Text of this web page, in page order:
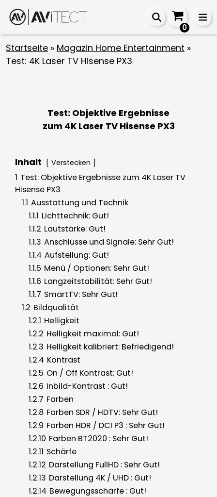
0
Startseite » Magazin Home Entertainment »
Test: 4K Laser TV Hisense PX3
Test: Objektive Ergebnisse
zum 4K Laser TV Hisense PX3
Inhalt Verstecken
1 Test: Objektive Ergebnisse zum 4K Laser TV
Hisense PX3
1.1 Ausstattung und Technik
1.1.1 Lichttechnik: Gut!
1.1.2 Lautstärke: Gut!
1.1.3 Anschlüsse und Signale: Sehr Gut!
1.1.4 Aufstellung: Gut!
1.1.5 Menü / Optionen: Sehr Gut!
1.1.6 Langzeitstabilität: Sehr Gut!
1.1.7 SmartTV: Sehr Gut!
1.2 Bildqualität
1.2.1 Helligkeit
1.2.2 Helligkeit maximal: Gut!
1.2.3 Helligkeit kalibriert: Befriedigend!
1.2.4 Kontrast
1.2.5 On / Off Kontrast: Gut!
1.2.6 Inbild-Kontrast : Gut!
1.2.7 Farben
1.2.8 Farben SDR / HDTV: Sehr Gut!
1.2.9 Farben HDR / DCI P3 : Sehr Gut!
1.2.10 Farben BT2020 : Sehr Gut!
1.2.11 Schärfe
1.2.12 Darstellung FullHD : Sehr Gut!
1.2.13 Darstellung 4K / UHD : Gut!
1.2.14 Bewegungsschärfe : Gut!